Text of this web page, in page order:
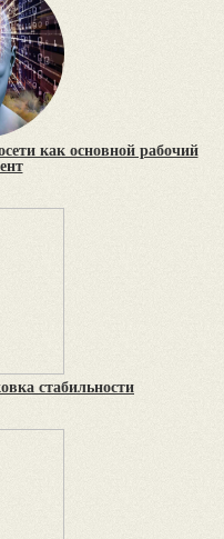
как основной рабочий
стабильности